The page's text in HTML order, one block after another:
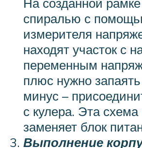
спиралью с
измерителя
находят участок с
переменным
плюс нужно
минус –
с кулера. Эта
заменяет блок
Выполнение